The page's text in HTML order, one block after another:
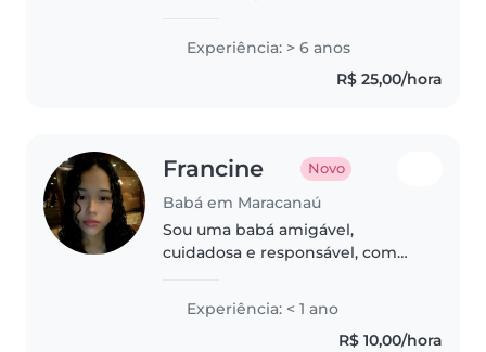
de crianças já dei reforço sou
babá faço um pouco de tudo ,
sou bem calma paciente e..
Experiência: > 6 anos
R$ 25,00/hora
Francine Novo
Babá em Maracanaú
Sou uma babá amigável,
cuidadosa e responsável, com
experiência com bebês, crianças
pequenas, pré-escolares e
crianças em idade escolar. Gosto
Experiência: < 1 ano
R$ 10,00/hora